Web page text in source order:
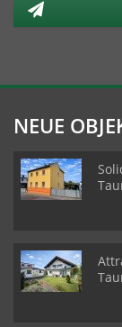
NEUE